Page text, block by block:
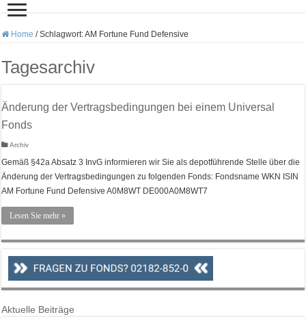
Home / Schlagwort:AM Fortune Fund Defensive
Tagesarchiv
Änderung der Vertragsbedingungen bei einem Universal
Fonds
Archiv
Gemäß §42a Absatz 3 InvG informieren wir Sie als depotführende Stelle über die
Änderung der Vertragsbedingungen zu folgenden Fonds: Fondsname WKN ISIN
AM Fortune Fund Defensive A0M8WT DE000A0M8WT7
Lesen Sie mehr »
Aktuelle Beiträge